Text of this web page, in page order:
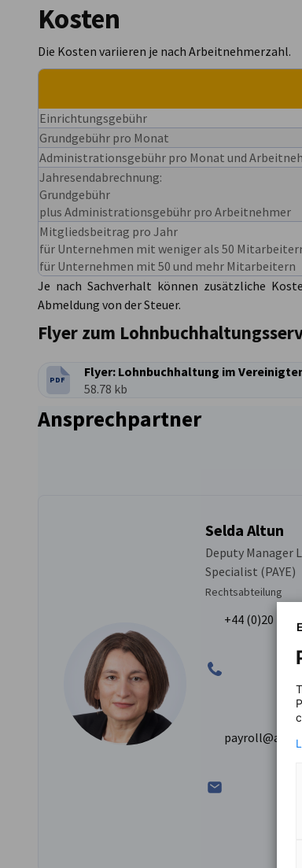
Kosten
Die Kosten variieren je nach Arbeitnehmerzahl.
Einrichtungsgebühr
Grundgebühr pro Monat
Administrationsgebühr pro Monat und
Jahresendabrechnung:
Grundgebühr
plus Administrationsgebühr pro Arbeitnehmer
Mitgliedsbeitrag pro Jahr
für Unternehmen mit weniger als 50
für Unternehmen mit 50 und mehr Mitarbeitern
Je nach Sachverhalt können zusätzliche
Abmeldung von der Steuer.
Flyer zum
DATEITYP:
PDF
Flyer: Lohnbuchhaltung im
Dateigröße:
58.78 kb
Ansprechpartner
Selda Altun
Deputy Manager
Specialist (PAYE)
Rechtsabteilung
+44 (0)20 7976
payroll@ahk-